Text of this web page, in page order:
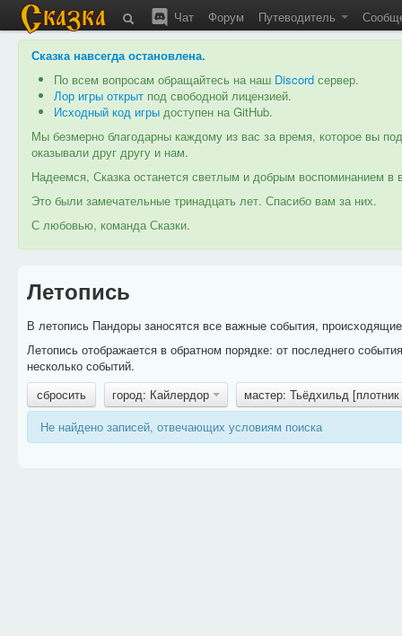
Чат Форум Путеводитель
Сказка навсегда остановлена.
По всем вопросам обращайтесь на наш Discord сервер.
Лор игры открыт под свободной лицензией.
Исходный код игры доступен на GitHub.
Мы безмерно благодарны каждому из вас за время, которое вы
оказывали друг другу и нам.
Надеемся, Сказка останется светлым и добрым воспоминанием
Это были замечательные тринадцать лет. Спасибо вам за них.
С любовью, команда Сказки.
Летопись
В летопись Пандоры заносятся все важные события,
Летопись отображается в обратном порядке: от последнего
несколько событий.
сбросить
город: Кайлердор
мастер: Тьёдхильд
Не найдено записей, отвечающих условиям поиска